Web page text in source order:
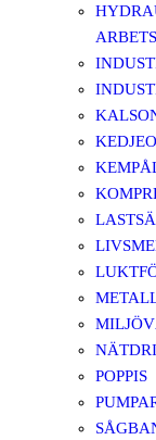
POPPIS